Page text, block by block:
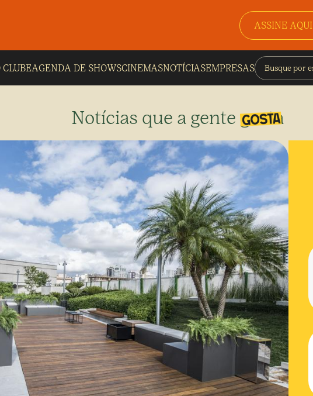
ASSINE AQUI
CLUBEAGENDA DE SHOWSCINEMASNOTÍCIASEMPRESAS
Notícias que a gente gosta